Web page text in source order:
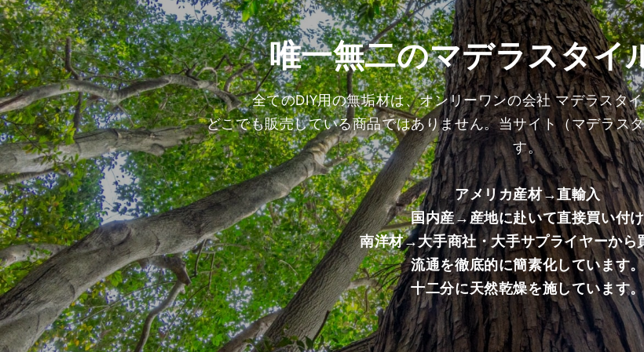
げ
加
工
済
み
商
品）
の
数
量
を
減
ら
す
唯一無二のマデラスタイ
全てのDIY用の無垢材は、オンリーワンの会社 マデラスタ
どこでも販売している商品ではありません。当サイト（マデラス
す。
アメリカ産材→直輸入
国内産→産地に赴いて直接買い付け
南洋材→大手商社・大手サプライヤーから
流通を徹底的に簡素化しています。
十二分に天然乾燥を施しています。